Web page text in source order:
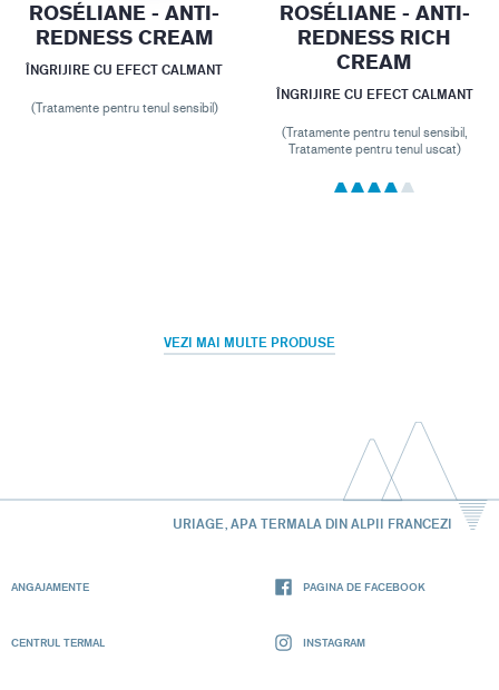
ROSÉLIANE - ANTI-
REDNESS CREAM
ÎNGRIJIRE CU EFECT CALMANT
(Tratamente pentru tenul sensibil)
ROSÉLIANE - ANTI-
REDNESS RICH
CREAM
ÎNGRIJIRE CU EFECT CALMANT
(Tratamente pentru tenul sensibil,
Tratamente pentru tenul uscat)
VEZI MAI MULTE PRODUSE
URIAGE, APA TERMALA DIN ALPII FRANCEZI
ANGAJAMENTE
CENTRUL TERMAL
PAGINA DE FACEBOOK
INSTAGRAM